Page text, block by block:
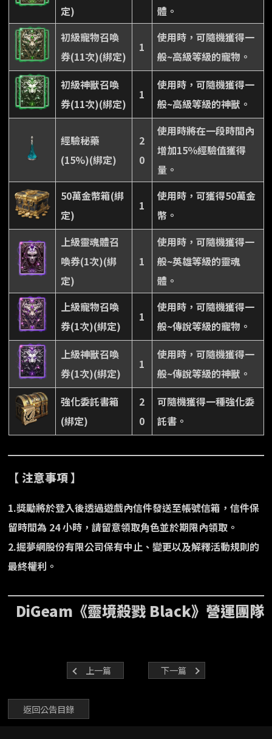
定)
體。
初級寵物召喚
券(11次)(綁定)
1
使用時，可隨機獲得一
般~高級等級的寵物。
初級神獸召喚
券(11次)(綁定)
1
使用時，可隨機獲得一
般~高級等級的神獸。
經驗秘藥
(15%)(綁定)
2
0
使用時將在一段時間內
增加15％經驗值獲得
量。
50萬金幣箱(綁
定)
1
使用時，可獲得50萬金
幣。
上級靈魂體召
喚券(1次)(綁
定)
1
使用時，可隨機獲得一
般~英雄等級的靈魂
體。
上級寵物召喚
券(1次)(綁定)
1
使用時，可隨機獲得一
般~傳說等級的寵物。
上級神獸召喚
券(1次)(綁定)
1
使用時，可隨機獲得一
般~傳說等級的神獸。
強化委託書箱
(綁定)
2
0
可隨機獲得一種強化委
託書。
【 注意事項 】
1.獎勵將於登入後透過遊戲內信件發送至帳號信箱，信件保
留時間為 24 小時，請留意領取角色並於期限內領取。
2.掘夢網股份有限公司保有中止、變更以及解釋活動規則的
最終權利。
DiGeam《靈境殺戮 Black》營運團隊
上一篇 下一篇
返回公告目錄